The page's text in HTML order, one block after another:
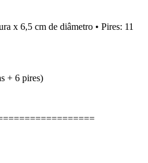
x 6,5 cm de diâmetro • Pires: 11
+ 6 pires)